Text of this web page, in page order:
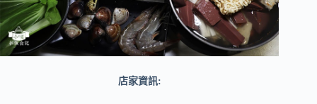
店家資訊: